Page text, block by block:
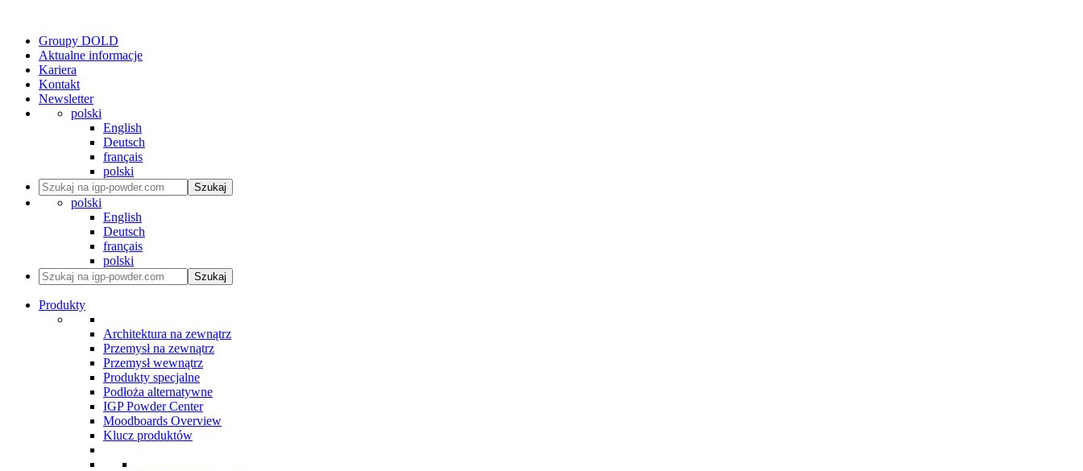
Groupy DOLD
Aktualne informacje
Kariera
Kontakt
Newsletter
polski
English
Deutsch
français
polski
Szukaj
polski
English
Deutsch
français
polski
Szukaj
Produkty
Architektura na zewnątrz
Przemysł na zewnątrz
Przemysł wewnątrz
Produkty specjalne
Podłoża alternatywne
IGP Powder Center
Moodboards Overview
Klucz produktów